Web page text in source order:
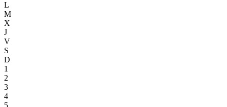
L
M
X
J
V
S
D
1
2
3
4